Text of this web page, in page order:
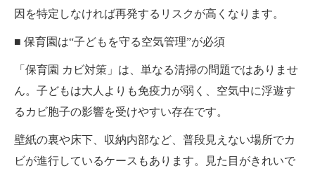
因を特定しなければ再発するリスクが高くなります。
■ 保育園は“子どもを守る空気管理”が必須
「保育園 カビ対策」は、単なる清掃の問題ではありませ
ん。子どもは大人よりも免疫力が弱く、空気中に浮遊す
るカビ胞子の影響を受けやすい存在です。
壁紙の裏や床下、収納内部など、普段見えない場所でカ
ビが進行しているケースもあります。見た目がきれいで